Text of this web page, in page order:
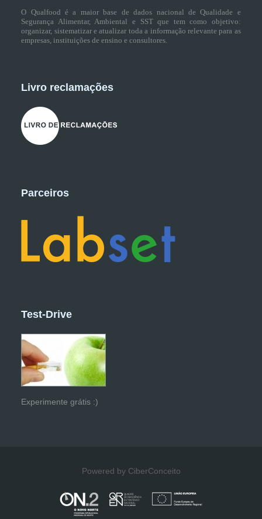
O Qualfood é a maior base de dados nacional de Qualidade e
Segurança Alimentar, Ambiental e SST que tem como objetivo:
organizar, sistematizar e atualizar toda a informação relevante para as
empresas, instituições de ensino e consultores.
Livro reclamações
Parceiros
Test-Drive
Experimente grátis :)
Powered by CiberConceito